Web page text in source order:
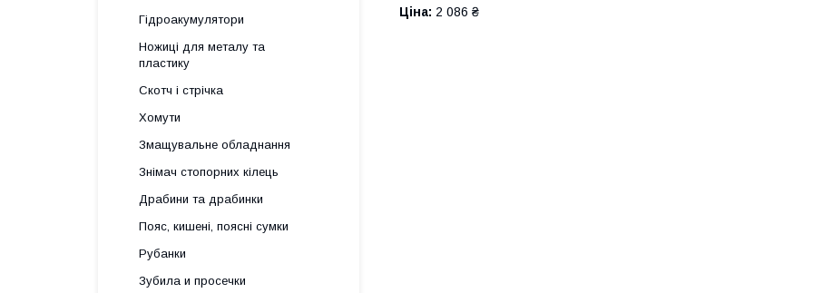
Ціна: 2 086 ₴
Гідроакумулятори
Ножиці для металу та
пластику
Скотч і стрічка
Хомути
Змащувальне обладнання
Знімач стопорних кілець
Драбини та драбинки
Пояс, кишені, поясні сумки
Рубанки
Зубила и просечки